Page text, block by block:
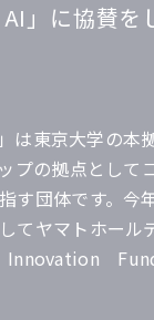
AI」に協賛を
は東京大学の本
プの拠点として
す団体です。今
てヤマトホール
Innovation